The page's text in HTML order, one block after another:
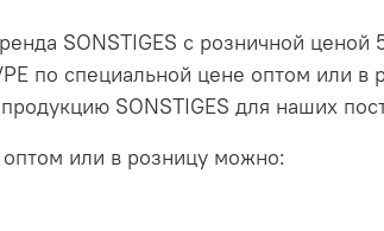
SONSTIGES с розничной ценой
по специальной цене оптом или в
SONSTIGES для наших
или в розницу можно: